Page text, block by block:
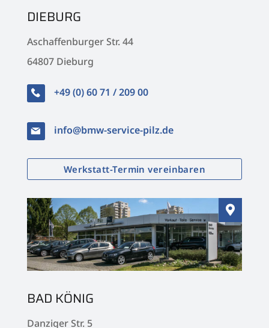
DIEBURG
Aschaffenburger Str. 44
64807 Dieburg
+49 (0) 60 71 / 209 00
info@bmw-service-pilz.de
Werkstatt-Termin vereinbaren

BAD KÖNIG
Danziger Str. 5